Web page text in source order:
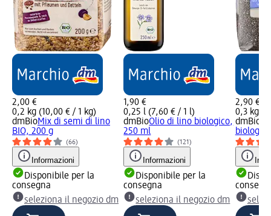
2,00 €
0,2 kg (10,00 € / 1 kg)
dmBioMix di semi di lino
BIO, 200 g
(66)
Informazioni
Disponibile per la
consegna
seleziona il negozio dm
1,90 €
0,25 l (7,60 € / 1 l)
dmBioOlio di lino biologico,
250 ml
(121)
Informazioni
Disponibile per la
consegna
seleziona il negozio dm
2,90 €
0,3 kg
dmBio